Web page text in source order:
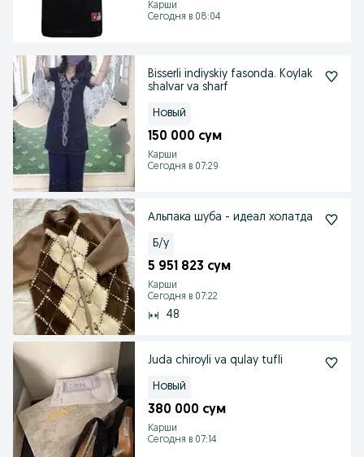
Карши
Сегодня в 08:04
Bisserli indiyskiy fasonda. Koylak
shalvar va sharf
Новый
150 000 сум
Карши
Сегодня в 07:29
Альпака шуба - идеал холатда
Б/у
5 951 823 сум
Карши
Сегодня в 07:22
48
Juda chiroyli va qulay tufli
Новый
380 000 сум
Карши
Сегодня в 07:14